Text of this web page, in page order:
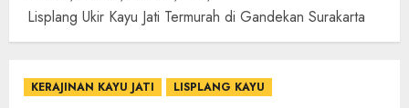
Lisplang Ukir Kayu Jati Termurah di Gandekan Surakarta
KERAJINAN KAYU JATI LISPLANG KAYU